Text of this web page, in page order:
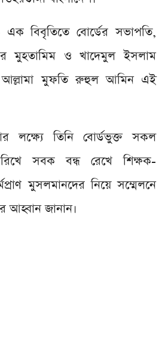
এক বিবৃতিতে বোর্ডের সভাপতি,
মুহতামিম ও খাদেমুল ইসলাম
আল্লামা মুফতি রুহুল আমিন এই
লক্ষ্যে তিনি বোর্ডভুক্ত সকল
সবক বন্ধ রেখে শিক্ষক-
মুসলমানদের নিয়ে সম্মেলনে
আহ্বান জানান।